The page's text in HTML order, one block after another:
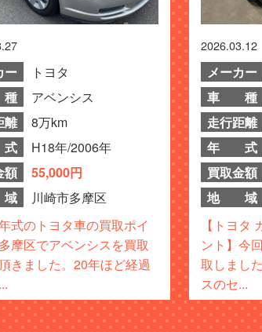
ー
トヨタ
アベンシス
離
8万km
H18年/2006年
額
55,000円
川崎市多摩区
年式のトヨタ車の買取ポイ
摩区でアベンシスを買取
きました。20年ほど経過
2026.03.12
メーカー
車 種
走行距離
年 式
買取金額
地 域
【トヨタ
ント】今
取しまし
スのセ...